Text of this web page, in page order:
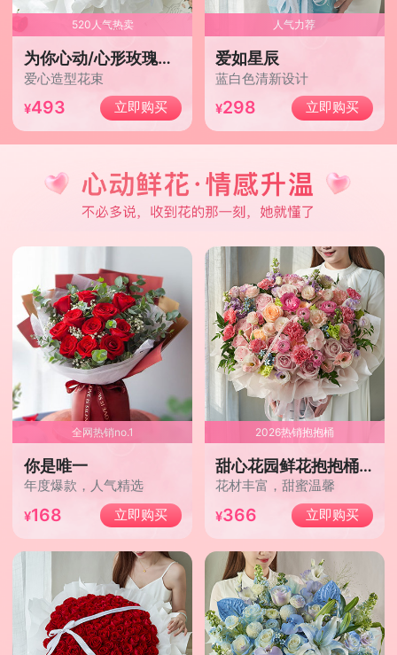
520人气热卖
为你心动/心形玫瑰款52枝
爱心造型花束
493 立即购买
人气力荐
爱如星辰
蓝白色清新设计
298 立即购买
全网热销no.1
你是唯一
年度爆款，人气精选
168 立即购买
2026热销抱抱桶
甜心花园鲜花抱抱桶/2026新款
花材丰富，甜蜜温馨
366 立即购买